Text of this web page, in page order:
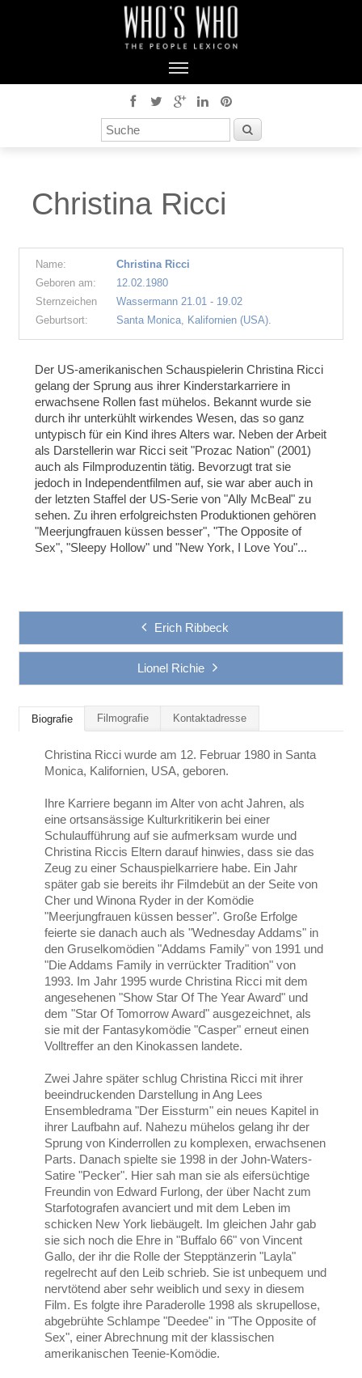
Christina Ricci
Name:
Christina Ricci
Geboren am:
12.02.1980
Sternzeichen
Wassermann 21.01 - 19.02
Geburtsort:
Santa Monica, Kalifornien (USA).
Der US-amerikanischen Schauspielerin Christina Ricci
gelang der Sprung aus ihrer Kinderstarkarriere in
erwachsene Rollen fast mühelos. Bekannt wurde sie
durch ihr unterkühlt wirkendes Wesen, das so ganz
untypisch für ein Kind ihres Alters war. Neben der Arbeit
als Darstellerin war Ricci seit "Prozac Nation" (2001)
auch als Filmproduzentin tätig. Bevorzugt trat sie
jedoch in Independentfilmen auf, sie war aber auch in
der letzten Staffel der US-Serie von "Ally McBeal" zu
sehen. Zu ihren erfolgreichsten Produktionen gehören
"Meerjungfrauen küssen besser", "The Opposite of
Sex", "Sleepy Hollow" und "New York, I Love You"...
Erich Ribbeck
Lionel Richie
Biografie Filmografie Kontaktadresse
Christina Ricci wurde am 12. Februar 1980 in Santa
Monica, Kalifornien, USA, geboren.
Ihre Karriere begann im Alter von acht Jahren, als
eine ortsansässige Kulturkritikerin bei einer
Schulaufführung auf sie aufmerksam wurde und
Christina Riccis Eltern darauf hinwies, dass sie das
Zeug zu einer Schauspielkarriere habe. Ein Jahr
später gab sie bereits ihr Filmdebüt an der Seite von
Cher und Winona Ryder in der Komödie
"Meerjungfrauen küssen besser". Große Erfolge
feierte sie danach auch als "Wednesday Addams" in
den Gruselkomödien "Addams Family" von 1991 und
"Die Addams Family in verrückter Tradition" von
1993. Im Jahr 1995 wurde Christina Ricci mit dem
angesehenen "Show Star Of The Year Award" und
dem "Star Of Tomorrow Award" ausgezeichnet, als
sie mit der Fantasykomödie "Casper" erneut einen
Volltreffer an den Kinokassen landete.
Zwei Jahre später schlug Christina Ricci mit ihrer
beeindruckenden Darstellung in Ang Lees
Ensembledrama "Der Eissturm" ein neues Kapitel in
ihrer Laufbahn auf. Nahezu mühelos gelang ihr der
Sprung von Kinderrollen zu komplexen, erwachsenen
Parts. Danach spielte sie 1998 in der John-Waters-
Satire "Pecker". Hier sah man sie als eifersüchtige
Freundin von Edward Furlong, der über Nacht zum
Starfotografen avanciert und mit dem Leben im
schicken New York liebäugelt. Im gleichen Jahr gab
sie sich noch die Ehre in "Buffalo 66" von Vincent
Gallo, der ihr die Rolle der Stepptänzerin "Layla"
regelrecht auf den Leib schrieb. Sie ist unbequem und
nervtötend aber sehr weiblich und sexy in diesem
Film. Es folgte ihre Paraderolle 1998 als skrupellose,
abgebrühte Schlampe "Deedee" in "The Opposite of
Sex", einer Abrechnung mit der klassischen
amerikanischen Teenie-Komödie.